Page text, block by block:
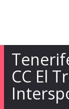
CC El